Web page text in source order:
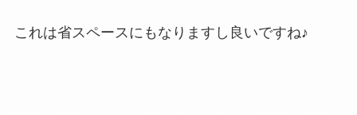
これは省スペースにもなりますし良いですね♪